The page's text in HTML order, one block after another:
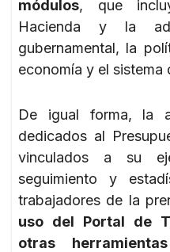
módulos, que
Hacienda y la
gubernamental, la
economía y el
De igual forma, la
dedicados al
vinculados a su
seguimiento y
trabajadores de la
uso del Portal de
otras